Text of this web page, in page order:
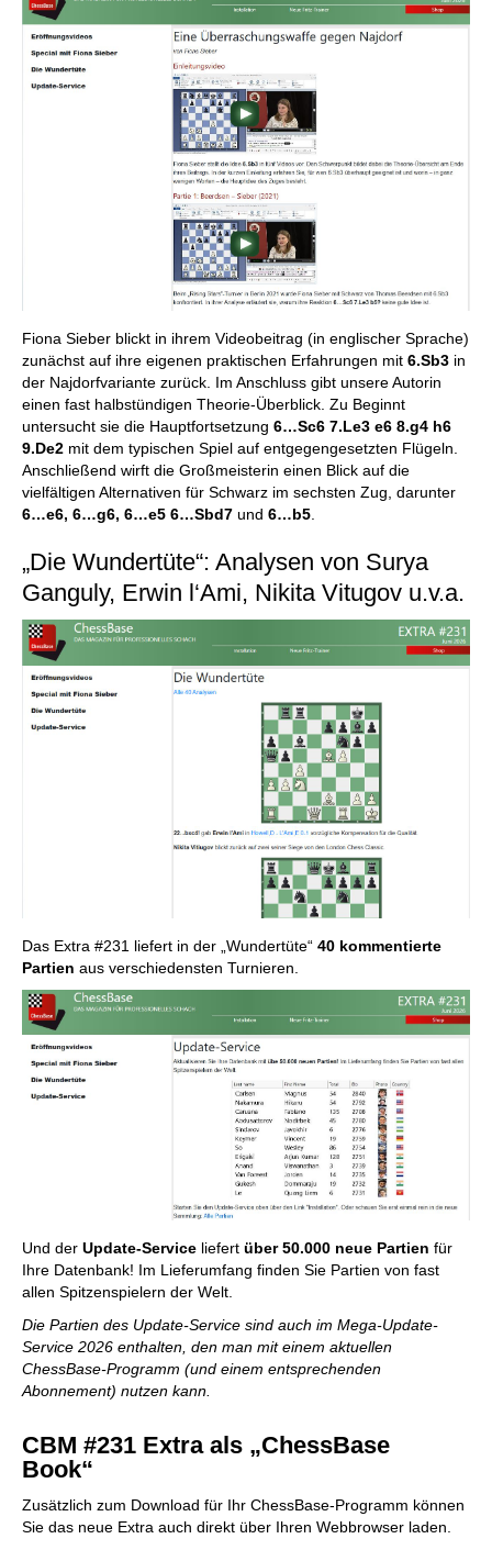
Fiona Sieber blickt in ihrem Videobeitrag (in englischer Sprache)
zunächst auf ihre eigenen praktischen Erfahrungen mit 6.Sb3 in
der Najdorfvariante zurück. Im Anschluss gibt unsere Autorin
einen fast halbstündigen Theorie-Überblick. Zu Beginnt
untersucht sie die Hauptfortsetzung 6…Sc6 7.Le3 e6 8.g4 h6
9.De2 mit dem typischen Spiel auf entgegengesetzten Flügeln.
Anschließend wirft die Großmeisterin einen Blick auf die
vielfältigen Alternativen für Schwarz im sechsten Zug, darunter
6…e6, 6…g6, 6…e5 6…Sbd7 und 6…b5
„Die Wundertüte“: Analysen von Surya
Ganguly, Erwin l‘Ami, Nikita Vitugov u.v.a.
Das Extra #231 liefert in der „Wundertüte“ 40 kommentierte
Partien aus verschiedensten Turnieren.
Und der Update-Service liefert über 50.000 neue Partien für
Ihre Datenbank! Im Lieferumfang finden Sie Partien von fast
allen Spitzenspielern der Welt.
Die Partien des Update-Service sind auch im Mega-Update-
Service 2026 enthalten, den man mit einem aktuellen
ChessBase-Programm (und einem entsprechenden
Abonnement) nutzen kann.
CBM #231 Extra als „ChessBase
Book“
Zusätzlich zum Download für Ihr ChessBase-Programm können
Sie das neue Extra auch direkt über Ihren Webbrowser laden.